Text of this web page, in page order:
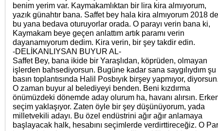
benim yerim var. Kaymakamlıktan bir lira kira almıyorum,
yazık günahtır bana. Saffet bey hala kira almıyorum 2018
bu yana bedava oturuyorlar orada. O parayı verin bana ki,
Kaymakam beye geçen anlattım artık paramı verin
dayanamıyorum dedim. Kira verin, bir şey takdir edin.
-DELİKANLIYSAN BUYUR AL-
Saffet Bey, bana ikide bir Yaraşlıdan, köprüden, olmayan
işlerden bahsediyorsun. Bugüne kadar sana saygılıydım şu
basın toplantısında Halil Posbıyık birşey yapmıyor,
O zaman buyur al belediyeyi benden. Beni kızdırma
önümüzdeki dönemde aday olurum ha, havanı alırsın.
seçim yaklaşıyor. Zaten öyle bir şey düşünüyorum, yada
milletvekili adayı. Bu özel endüstrini ağır ağır anlamaya
başlayacak halk, hesabını seçimlerde verdirttireceğiz. O